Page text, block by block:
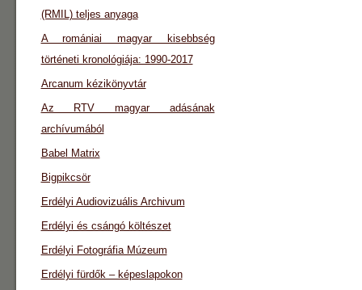
(RMIL) teljes anyaga
A romániai magyar kisebbség
történeti kronológiája: 1990-2017
Arcanum kézikönyvtár
Az RTV magyar adásának
archívumából
Babel Matrix
Bigpikcsör
Erdélyi Audiovizuális Archivum
Erdélyi és csángó költészet
Erdélyi Fotográfia Múzeum
Erdélyi fürdők – képeslapokon